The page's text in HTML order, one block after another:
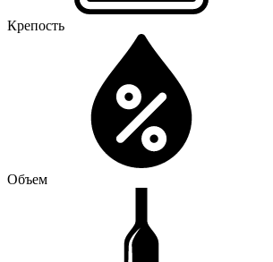
Крепость
Объем